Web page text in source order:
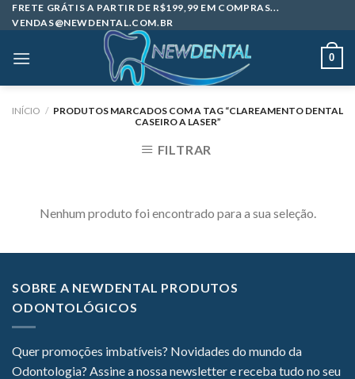
Skip
to
FRETE GRÁTIS A PARTIR DE R$199,99 EM COMPRAS...
VENDAS@NEWDENTAL.COM.BR
0
INÍCIO / PRODUTOS MARCADOS COM A TAG “CLAREAMENTO DENTAL
CASEIRO A LASER”
FILTRAR
Nenhum produto foi encontrado para a sua seleção.
SOBRE A NEWDENTAL PRODUTOS
ODONTOLÓGICOS
Quer promoções imbatíveis? Novidades do mundo da
Odontologia? Assine a nossa newsletter e receba tudo no seu